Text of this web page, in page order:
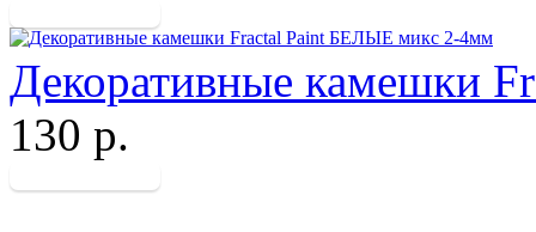
Декоративные камешки
130 р.